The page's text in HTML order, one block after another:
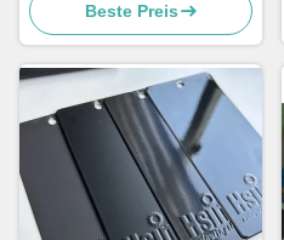
Fluoreszenz reflektierende
Farbe Neonrosa
Beste Preis